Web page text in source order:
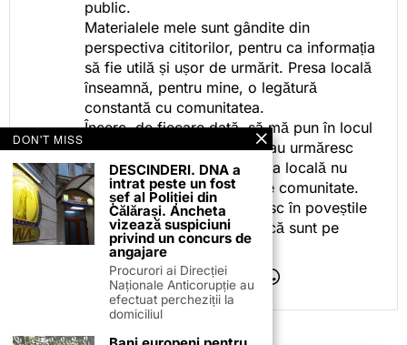
public.
Materialele mele sunt gândite din
perspectiva cititorilor, pentru ca informația
să fie utilă și ușor de urmărit. Presa locală
înseamnă, pentru mine, o legătură
constantă cu comunitatea.
Încerc, de fiecare dată, să mă pun în locul
celor care citesc, privesc sau urmăresc
ceea ce fac. Pentru că presa locală nu
este despre mine, ci despre comunitate.
Iar dacă oamenii se regăsesc în poveștile
pe care le spun, înseamnă că sunt pe
drumul bun.
DON'T MISS
DESCINDERI. DNA a
intrat peste un fost
șef al Poliției din
Călărași. Ancheta
vizează suspiciuni
privind un concurs de
angajare
Procurori ai Direcției
Naționale Anticorupție au
efectuat percheziții la
domiciliul